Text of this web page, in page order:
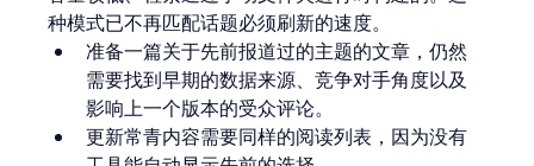
种模式已不再匹配话题必须刷新的速度。
准备一篇关于先前报道过的主题的文章，仍然
需要找到早期的数据来源、竞争对手角度以及
影响上一个版本的受众评论。
更新常青内容需要同样的阅读列表，因为没有